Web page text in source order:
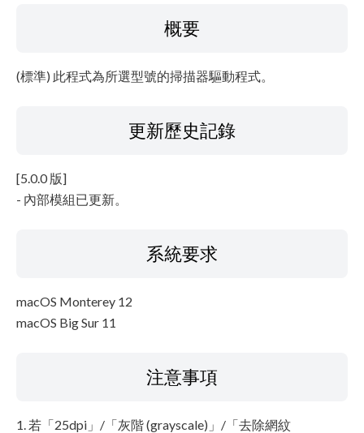
免責聲明
概要
(標準) 此程式為所選型號的掃描器驅動程式。
更新歷史記錄
[5.0.0 版]
- 內部模組已更新。
系統要求
macOS Monterey 12
macOS Big Sur 11
注意事項
1. 若「25dpi」/「灰階 (grayscale)」/「去除網紋